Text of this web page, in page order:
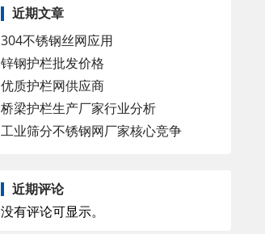
近期文章
304不锈钢丝网应用
锌钢护栏批发价格
优质护栏网供应商
桥梁护栏生产厂家行业分析
工业筛分不锈钢网厂家核心竞争
近期评论
没有评论可显示。